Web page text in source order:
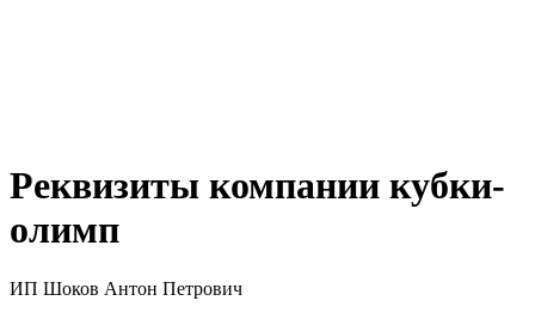
Реквизиты компании кубки-
олимп
ИП Шоков Антон Петрович